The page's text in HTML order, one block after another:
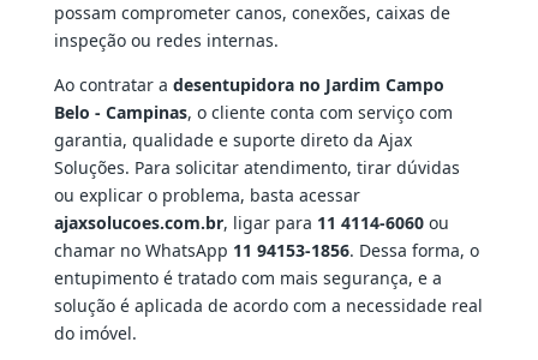
possam comprometer canos, conexões, caixas de
inspeção ou redes internas.
Ao contratar a desentupidora no Jardim Campo
Belo - Campinas, o cliente conta com serviço com
garantia, qualidade e suporte direto da Ajax
Soluções. Para solicitar atendimento, tirar dúvidas
ou explicar o problema, basta acessar
ajaxsolucoes.com.br, ligar para 11 4114-6060ou
chamar no WhatsApp 11 94153-1856. Dessa forma, o
entupimento é tratado com mais segurança, e a
solução é aplicada de acordo com a necessidade real
do imóvel.